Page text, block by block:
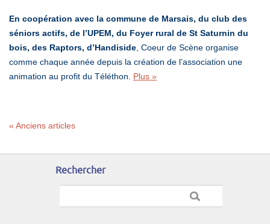
En coopération avec la commune de Marsais, du club des
séniors actifs, de l’UPEM, du Foyer rural de St Saturnin du
bois, des Raptors, d’Handiside, Coeur de Scène organise
comme chaque année depuis la création de l’association une
animation au profit du Téléthon. Plus »
« Anciens articles
Rechercher